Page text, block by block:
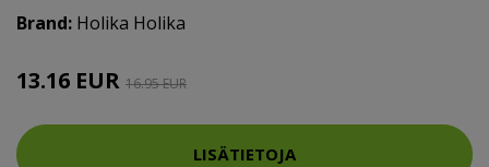
Brand: Holika Holika
13.16 EUR 16.95 EUR
LISÄTIETOJA